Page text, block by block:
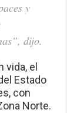
y
dijo.
el
Estado
con
Norte.